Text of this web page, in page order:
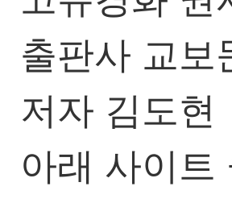
출판사 교보
저자 김도현
아래 사이트